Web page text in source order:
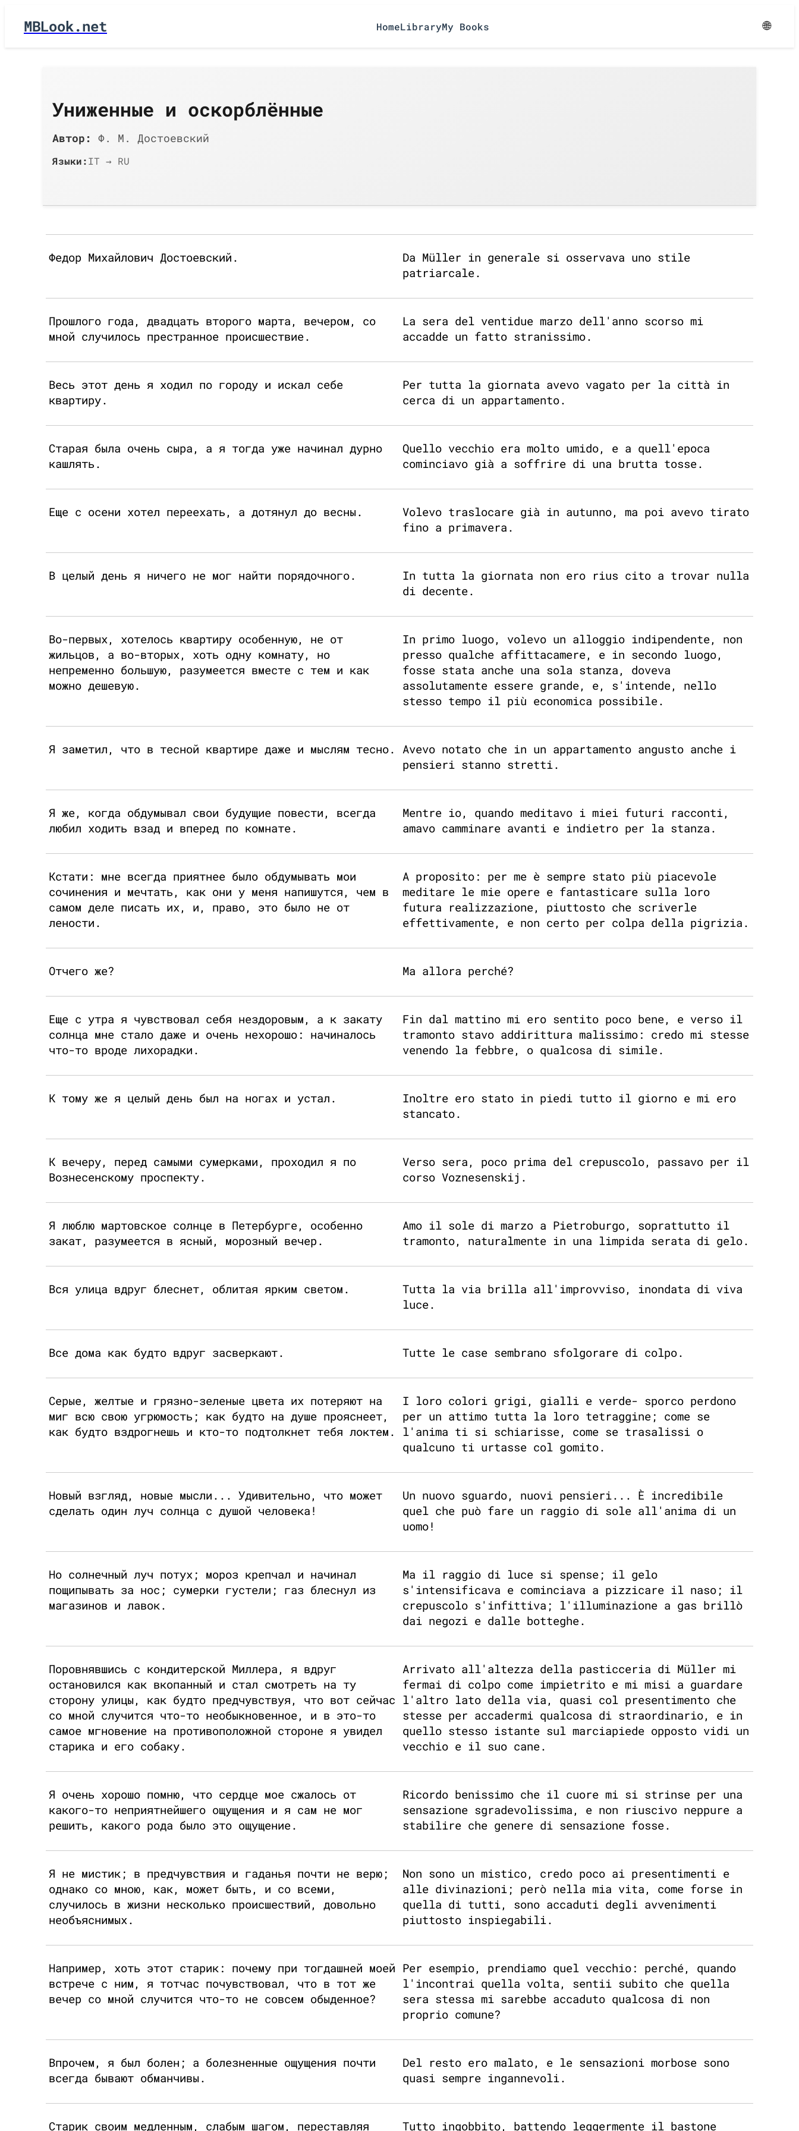
MBLook.net HomeLibraryMy Books 🌐
Униженные и оскорблённые
Автор: Ф. М. Достоевский
Языки:IT → RU
Федор Михайлович Достоевский.
Da Müller in generale si osservava uno stile
patriarcale.
Прошлого года, двадцать второго марта, вечером, со
мной случилось престранное происшествие.
La sera del ventidue marzo dell'anno scorso mi
accadde un fatto stranissimo.
Весь этот день я ходил по городу и искал себе
квартиру.
Per tutta la giornata avevo vagato per la città in
cerca di un appartamento.
Старая была очень сыра, а я тогда уже начинал дурно
кашлять.
Quello vecchio era molto umido, e a quell'epoca
cominciavo già a soffrire di una brutta tosse.
Еще с осени хотел переехать, а дотянул до весны.
Volevo traslocare già in autunno, ma poi avevo tirato
fino a primavera.
В целый день я ничего не мог найти порядочного.
In tutta la giornata non ero rius cito a trovar nulla
di decente.
Во-первых, хотелось квартиру особенную, не от
жильцов, а во-вторых, хоть одну комнату, но
непременно большую, разумеется вместе с тем и как
можно дешевую.
In primo luogo, volevo un alloggio indipendente, non
presso qualche affittacamere, e in secondo luogo,
fosse stata anche una sola stanza, doveva
assolutamente essere grande, e, s'intende, nello
stesso tempo il più economica possibile.
Я заметил, что в тесной квартире даже и мыслям тесно. Avevo notato che in un appartamento angusto anche i
pensieri stanno stretti.
Я же, когда обдумывал свои будущие повести, всегда
любил ходить взад и вперед по комнате.
Mentre io, quando meditavo i miei futuri racconti,
amavo camminare avanti e indietro per la stanza.
Кстати: мне всегда приятнее было обдумывать мои
сочинения и мечтать, как они у меня напишутся, чем в
самом деле писать их, и, право, это было не от
лености.
A proposito: per me è sempre stato più piacevole
meditare le mie opere e fantasticare sulla loro
futura realizzazione, piuttosto che scriverle
effettivamente, e non certo per colpa della pigrizia.
Отчего же? Ma allora perché?
Еще с утра я чувствовал себя нездоровым, а к закату
солнца мне стало даже и очень нехорошо: начиналось
что-то вроде лихорадки.
Fin dal mattino mi ero sentito poco bene, e verso il
tramonto stavo addirittura malissimo: credo mi stesse
venendo la febbre, o qualcosa di simile.
К тому же я целый день был на ногах и устал.
Inoltre ero stato in piedi tutto il giorno e mi ero
stancato.
К вечеру, перед самыми сумерками, проходил я по
Вознесенскому проспекту.
Verso sera, poco prima del crepuscolo, passavo per il
corso Voznesenskij.
Я люблю мартовское солнце в Петербурге, особенно
закат, разумеется в ясный, морозный вечер.
Amo il sole di marzo a Pietroburgo, soprattutto il
tramonto, naturalmente in una limpida serata di gelo.
Вся улица вдруг блеснет, облитая ярким светом.
Tutta la via brilla all'improvviso, inondata di viva
luce.
Все дома как будто вдруг засверкают. Tutte le case sembrano sfolgorare di colpo.
Серые, желтые и грязно-зеленые цвета их потеряют на
миг всю свою угрюмость; как будто на душе прояснеет,
как будто вздрогнешь и кто-то подтолкнет тебя локтем.
I loro colori grigi, gialli e verde- sporco perdono
per un attimo tutta la loro tetraggine; come se
l'anima ti si schiarisse, come se trasalissi o
qualcuno ti urtasse col gomito.
Новый взгляд, новые мысли... Удивительно, что может
сделать один луч солнца с душой человека!
Un nuovo sguardo, nuovi pensieri... È incredibile
quel che può fare un raggio di sole all'anima di un
uomo!
Но солнечный луч потух; мороз крепчал и начинал
пощипывать за нос; сумерки густели; газ блеснул из
магазинов и лавок.
Ma il raggio di luce si spense; il gelo
s'intensificava e cominciava a pizzicare il naso; il
crepuscolo s'infittiva; l'illuminazione a gas brillò
dai negozi e dalle botteghe.
Поровнявшись с кондитерской Миллера, я вдруг
остановился как вкопанный и стал смотреть на ту
сторону улицы, как будто предчувствуя, что вот сейчас
со мной случится что-то необыкновенное, и в это-то
самое мгновение на противоположной стороне я увидел
старика и его собаку.
Arrivato all'altezza della pasticceria di Müller mi
fermai di colpo come impietrito e mi misi a guardare
l'altro lato della via, quasi col presentimento che
stesse per accadermi qualcosa di straordinario, e in
quello stesso istante sul marciapiede opposto vidi un
vecchio e il suo cane.
Я очень хорошо помню, что сердце мое сжалось от
какого-то неприятнейшего ощущения и я сам не мог
решить, какого рода было это ощущение.
Ricordo benissimo che il cuore mi si strinse per una
sensazione sgradevolissima, e non riuscivo neppure a
stabilire che genere di sensazione fosse.
Я не мистик; в предчувствия и гаданья почти не верю;
однако со мною, как, может быть, и со всеми,
случилось в жизни несколько происшествий, довольно
необъяснимых.
Non sono un mistico, credo poco ai presentimenti e
alle divinazioni; però nella mia vita, come forse in
quella di tutti, sono accaduti degli avvenimenti
piuttosto inspiegabili.
Например, хоть этот старик: почему при тогдашней моей
встрече с ним, я тотчас почувствовал, что в тот же
вечер со мной случится что-то не совсем обыденное?
Per esempio, prendiamo quel vecchio: perché, quando
l'incontrai quella volta, sentii subito che quella
sera stessa mi sarebbe accaduto qualcosa di non
proprio comune?
Впрочем, я был болен; а болезненные ощущения почти
всегда бывают обманчивы.
Del resto ero malato, e le sensazioni morbose sono
quasi sempre ingannevoli.
Старик своим медленным, слабым шагом, переставляя Tutto ingobbito, battendo leggermente il bastone